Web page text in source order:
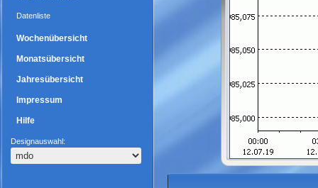
Datenliste
Wochenübersicht
Monatsübersicht
Jahresübersicht
Impressum
Hilfe
Designauswahl: